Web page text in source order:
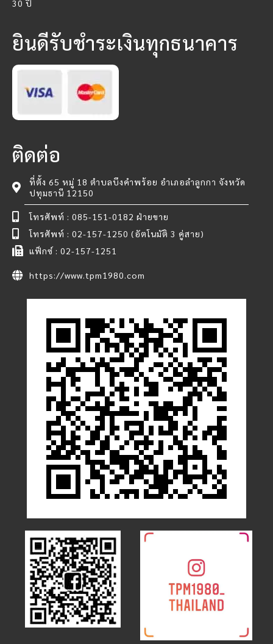
30 ปี
ยินดีรับชำระเงินทุกธนาคาร
ติดต่อ
ที่ตั้ง 65 หมู่ 18 ตำบลบึงคำพร้อย อำเภอลำลูกกา จังหวัด
ปทุมธานี 12150
โทรศัพท์ : 085-151-0182 ฝ่ายขาย
โทรศัพท์ : 02-157-1250 (อัตโนมัติ 3 คู่สาย)
แฟ็กซ์ : 02-157-1251
https://www.tpm1980.com